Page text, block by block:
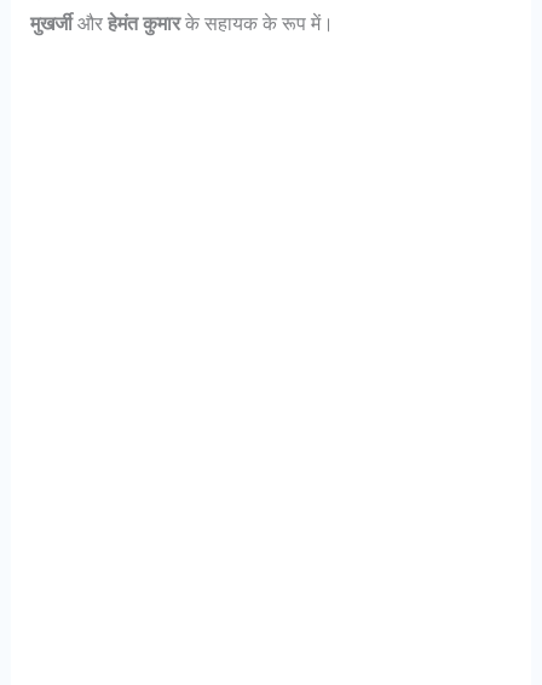
मुखर्जीऔरहेमंत कुमारके सहायक के रूप में।